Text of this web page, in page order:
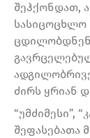
შეჰქონდათ,
სასიცოცხლო
ძირს ყრიან
“უმძიმესი”,
შეფასებათა